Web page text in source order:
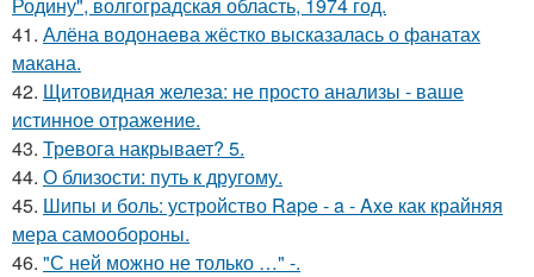
41. Алёна водонаева жёстко высказалась о фанатах
макана.
42. Щитовидная железа: не просто анализы - ваше
истинное отражение.
43. Тревога накрывает? 5.
44. О близости: путь к другому.
45. Шипы и боль: устройство Rape - a - Axe как крайняя
мера самообороны.
46. "С ней можно не только …" -.